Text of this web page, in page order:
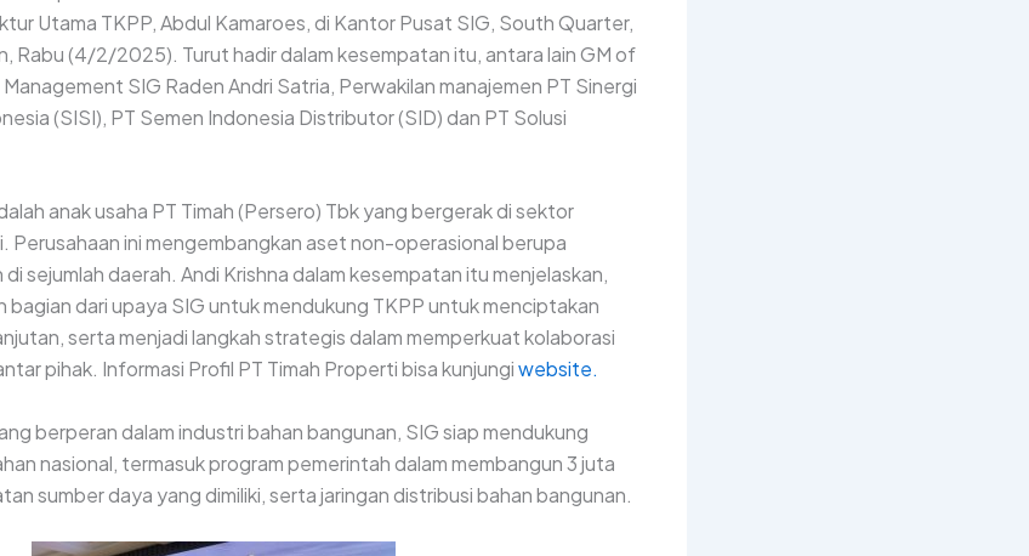
Utama TKPP, Abdul Kamaroes, di Kantor Pusat SIG, South Quarter,
Rabu (4/2/2025). Turut hadir dalam kesempatan itu, antara lain GM of
SIG Raden Andri Satria, Perwakilan manajemen PT Sinergi
(SISI), PT Semen Indonesia Distributor (SID) dan PT Solusi
anak usaha PT Timah (Persero) Tbk yang bergerak di sektor
Perusahaan ini mengembangkan aset non-operasional berupa
sejumlah daerah. Andi Krishna dalam kesempatan itu menjelaskan,
bagian dari upaya SIG untuk mendukung TKPP untuk menciptakan
serta menjadi langkah strategis dalam memperkuat kolaborasi
pihak. Informasi Profil PT Timah Properti bisa kunjungiwebsite.
berperan dalam industri bahan bangunan, SIG siap mendukung
nasional, termasuk program pemerintah dalam membangun 3 juta
sumber daya yang dimiliki, serta jaringan distribusi bahan bangunan.